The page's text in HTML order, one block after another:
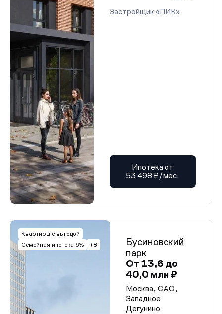
Застройщик «ПИК»
Ипотека от
53 498 ₽/мес.
Квартиры с выгодой
Семейная ипотека 6%
+8
Бусиновский
парк
От 13,6 до
40,0 млн ₽
Москва, САО,
Западное
Дегунино